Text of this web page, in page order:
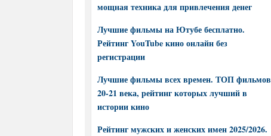
мощная техника для привлечения денег
Лучшие фильмы на Ютубе бесплатно.
Рейтинг YouTube кино онлайн без
регистрации
Лучшие фильмы всех времен. ТОП фильмов
20-21 века, рейтинг которых лучший в
истории кино
Рейтинг мужских и женских имен 2025/2026.